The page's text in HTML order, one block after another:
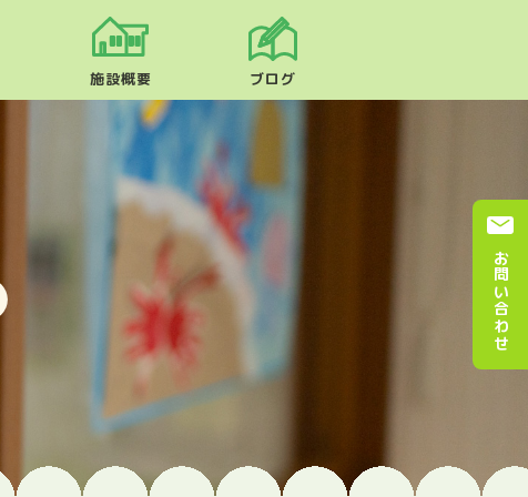
施設概要 ブログ
お問い合わせ